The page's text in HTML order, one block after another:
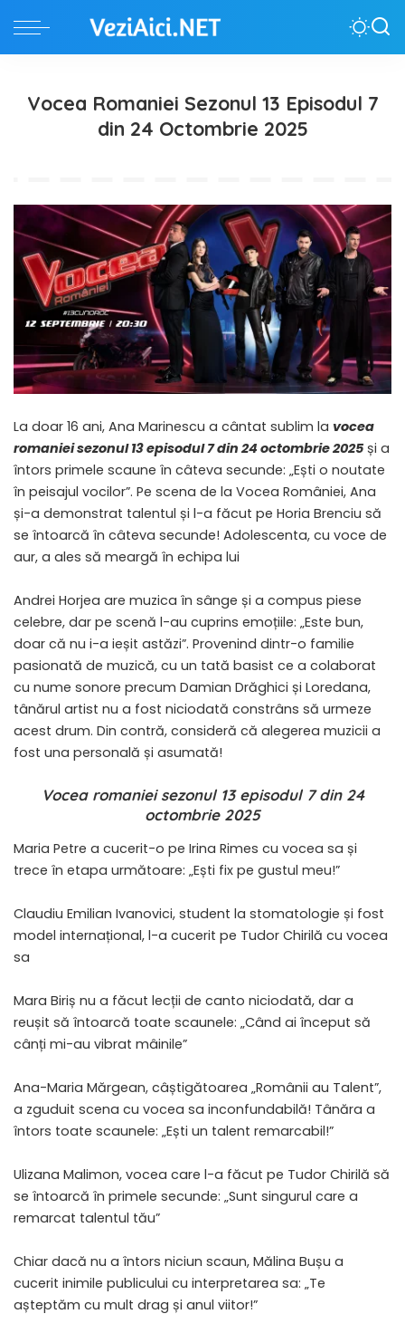
Vocea Romaniei Sezonul 13 Episodul 7
din 24 Octombrie 2025
La doar 16 ani, Ana Marinescu a cântat sublim la vocea
romaniei sezonul 13 episodul 7 din 24 octombrie 2025 și a
întors primele scaune în câteva secunde: „Ești o noutate
în peisajul vocilor”. ​Pe scena de la Vocea României, Ana
și-a demonstrat talentul și l-a făcut pe Horia Brenciu să
se întoarcă în câteva secunde! Adolescenta, cu voce de
aur, a ales să meargă în echipa lui
Andrei Horjea are muzica în sânge și a compus piese
celebre, dar pe scenă l-au cuprins emoțiile: „Este bun,
doar că nu i-a ieșit astăzi”. ​Provenind dintr-o familie
pasionată de muzică, cu un tată basist ce a colaborat
cu nume sonore precum Damian Drăghici și Loredana,
tânărul artist nu a fost niciodată constrâns să urmeze
acest drum. Din contră, consideră că alegerea muzicii a
fost una personală și asumată!
Vocea romaniei sezonul 13 episodul 7 din 24
octombrie 2025
Maria Petre a cucerit-o pe Irina Rimes cu vocea sa și
trece în etapa următoare: „Ești fix pe gustul meu!”
Claudiu Emilian Ivanovici, student la stomatologie și fost
model internațional, l-a cucerit pe Tudor Chirilă cu vocea
sa
Mara Biriș nu a făcut lecții de canto niciodată, dar a
reușit să întoarcă toate scaunele: „Când ai început să
cânți mi-au vibrat mâinile”
Ana-Maria Mărgean, câștigătoarea „Românii au Talent”,
a zguduit scena cu vocea sa inconfundabilă! Tânăra a
întors toate scaunele: „Ești un talent remarcabil!”
Ulizana Malimon, vocea care l-a făcut pe Tudor Chirilă să
se întoarcă în primele secunde: „Sunt singurul care a
remarcat talentul tău”
Chiar dacă nu a întors niciun scaun, Mălina Bușu a
cucerit inimile publicului cu interpretarea sa: „Te
așteptăm cu mult drag și anul viitor!”